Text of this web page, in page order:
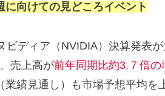
に向けての見どころイベント
ビディア（NVIDIA）決算発表
売上高が前年同期比約3.７倍
業績見通し）も市場予想平均